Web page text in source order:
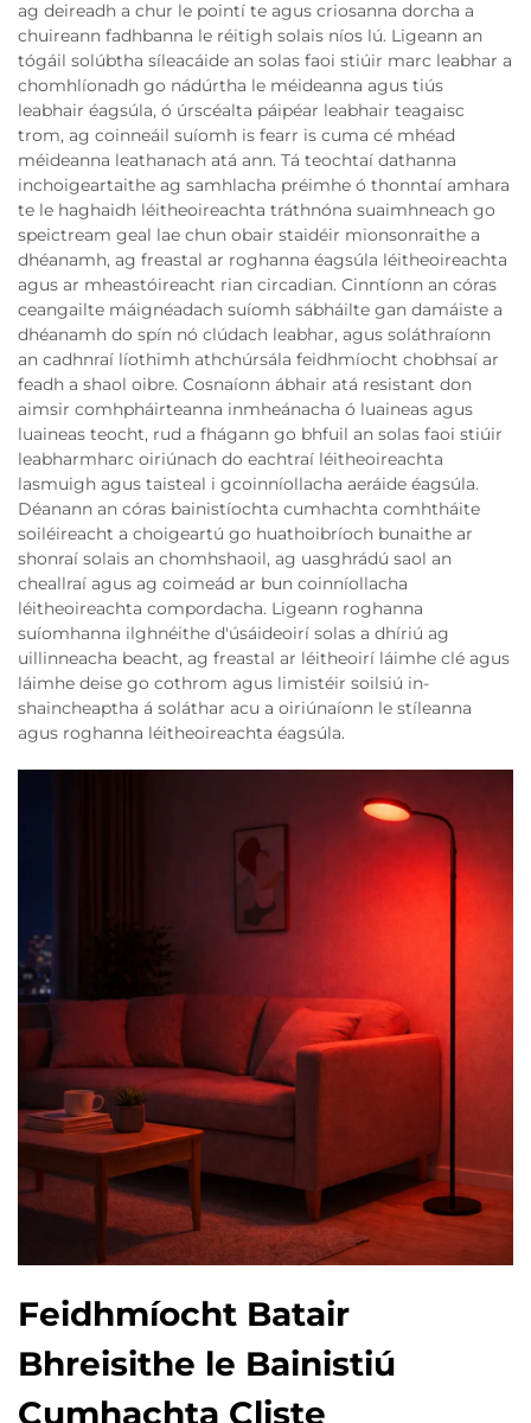
ag deireadh a chur le pointí te agus criosanna dorcha a
chuireann fadhbanna le réitigh solais níos lú. Ligeann an
tógáil solúbtha síleacáide an solas faoi stiúir marc leabhar a
chomhlíonadh go nádúrtha le méideanna agus tiús
leabhair éagsúla, ó úrscéalta páipéar leabhair teagaisc
trom, ag coinneáil suíomh is fearr is cuma cé mhéad
méideanna leathanach atá ann. Tá teochtaí dathanna
inchoigeartaithe ag samhlacha préimhe ó thonntaí amhara
te le haghaidh léitheoireachta tráthnóna suaimhneach go
speictream geal lae chun obair staidéir mionsonraithe a
dhéanamh, ag freastal ar roghanna éagsúla léitheoireachta
agus ar mheastóireacht rian circadian. Cinntíonn an córas
ceangailte máignéadach suíomh sábháilte gan damáiste a
dhéanamh do spín nó clúdach leabhar, agus soláthraíonn
an cadhnraí líothimh athchúrsála feidhmíocht chobhsaí ar
feadh a shaol oibre. Cosnaíonn ábhair atá resistant don
aimsir comhpháirteanna inmheánacha ó luaineas agus
luaineas teocht, rud a fhágann go bhfuil an solas faoi stiúir
leabharmharc oiriúnach do eachtraí léitheoireachta
lasmuigh agus taisteal i gcoinníollacha aeráide éagsúla.
Déanann an córas bainistíochta cumhachta comhtháite
soiléireacht a choigeartú go huathoibríoch bunaithe ar
shonraí solais an chomhshaoil, ag uasghrádú saol an
cheallraí agus ag coimeád ar bun coinníollacha
léitheoireachta compordacha. Ligeann roghanna
suíomhanna ilghnéithe d'úsáideoirí solas a dhíriú ag
uillinneacha beacht, ag freastal ar léitheoirí láimhe clé agus
láimhe deise go cothrom agus limistéir soilsiú in-
shaincheaptha á soláthar acu a oiriúnaíonn le stíleanna
agus roghanna léitheoireachta éagsúla.
Feidhmíocht Batair
Bhreisithe le Bainistiú
Cumhachta Cliste